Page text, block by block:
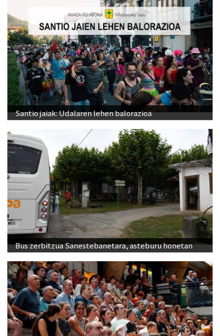
Santio jaiak: Udalaren lehen balorazioa
Bus zerbitzua Sanestebanetara, asteburu honetan